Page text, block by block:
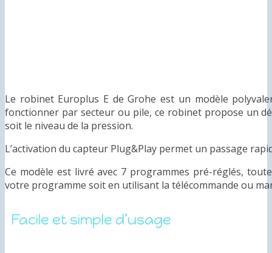
Le robinet Europlus E de Grohe est un modèle
fonctionner par secteur ou pile, ce robinet propose un
soit le niveau de la pression.
L’activation du capteur Plug&Play permet un passage
Ce modèle est livré avec 7 programmes pré-réglés,
votre programme soit en utilisant la télécommande ou
Facile et simple d’usage